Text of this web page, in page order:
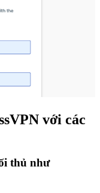
với các
thủ như